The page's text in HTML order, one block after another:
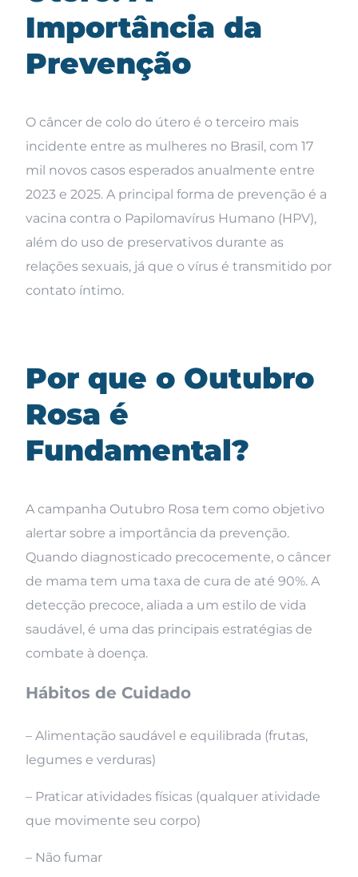
Importância da
Prevenção
O câncer de colo do útero é o terceiro mais
incidente entre as mulheres no Brasil, com 17
mil novos casos esperados anualmente entre
2023 e 2025. A principal forma de prevenção é a
vacina contra o Papilomavírus Humano (HPV),
além do uso de preservativos durante as
relações sexuais, já que o vírus é transmitido por
contato íntimo.
Por que o Outubro
Rosa é
Fundamental?
A campanha Outubro Rosa tem como objetivo
alertar sobre a importância da prevenção.
Quando diagnosticado precocemente, o câncer
de mama tem uma taxa de cura de até 90%. A
detecção precoce, aliada a um estilo de vida
saudável, é uma das principais estratégias de
combate à doença.
Hábitos de Cuidado
– Alimentação saudável e equilibrada (frutas,
legumes e verduras)
– Praticar atividades físicas (qualquer atividade
que movimente seu corpo)
– Não fumar